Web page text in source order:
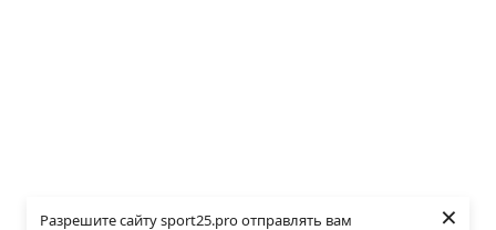
Разрешите сайту sport25.pro отправлять вам
×